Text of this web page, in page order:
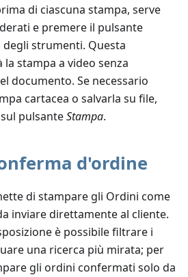
di ciascuna stampa, serve
e premere il pulsante
strumenti. Questa
stampa a video senza
documento. Se necessario
cartacea o salvarla su file,
pulsanteStampa.
d'ordine
di stampare gli Ordini come
inviare direttamente al cliente.
è possibile filtrare i
una ricerca più mirata; per
gli ordini confermati solo da